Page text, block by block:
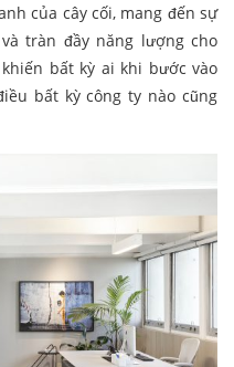
của cây cối, mang đến sự
tràn đầy năng lượng cho
bất kỳ ai khi bước vào
bất kỳ công ty nào cũng